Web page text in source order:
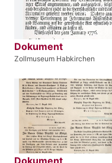
Dokument
Zollmuseum Habkirchen
Dokument